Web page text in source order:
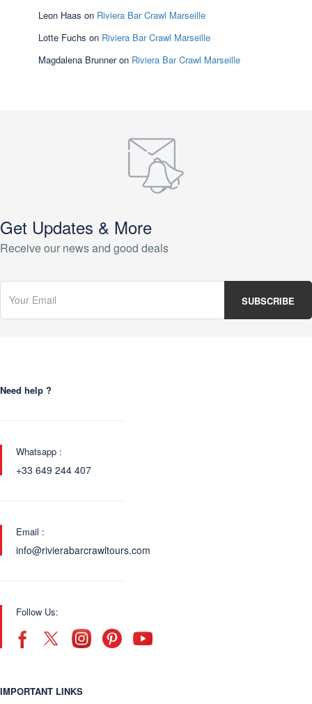
Leon Haas on Riviera Bar Crawl Marseille
Lotte Fuchs on Riviera Bar Crawl Marseille
Magdalena Brunneron Riviera Bar Crawl Marseille
Get Updates & More
Receive our news and good deals
Need help ?
Whatsapp :
+33 649 244 407
Email :
info@rivierabarcrawltours.com
Follow Us:
IMPORTANT LINKS